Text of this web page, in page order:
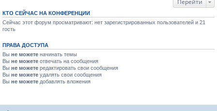
Перейти
КТО СЕЙЧАС НА КОНФЕРЕНЦИИ
Сейчас этот форум просматривают: нет зарегистрированных пользователей и 21
гость
ПРАВА ДОСТУПА
Вы не можете начинать темы
Вы не можете отвечать на сообщения
Вы не можете редактировать свои сообщения
Вы не можете удалять свои сообщения
Вы не можете добавлять вложения